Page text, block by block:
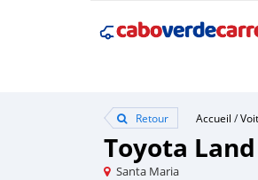
Retour Accueil /
Toyota
Santa Maria